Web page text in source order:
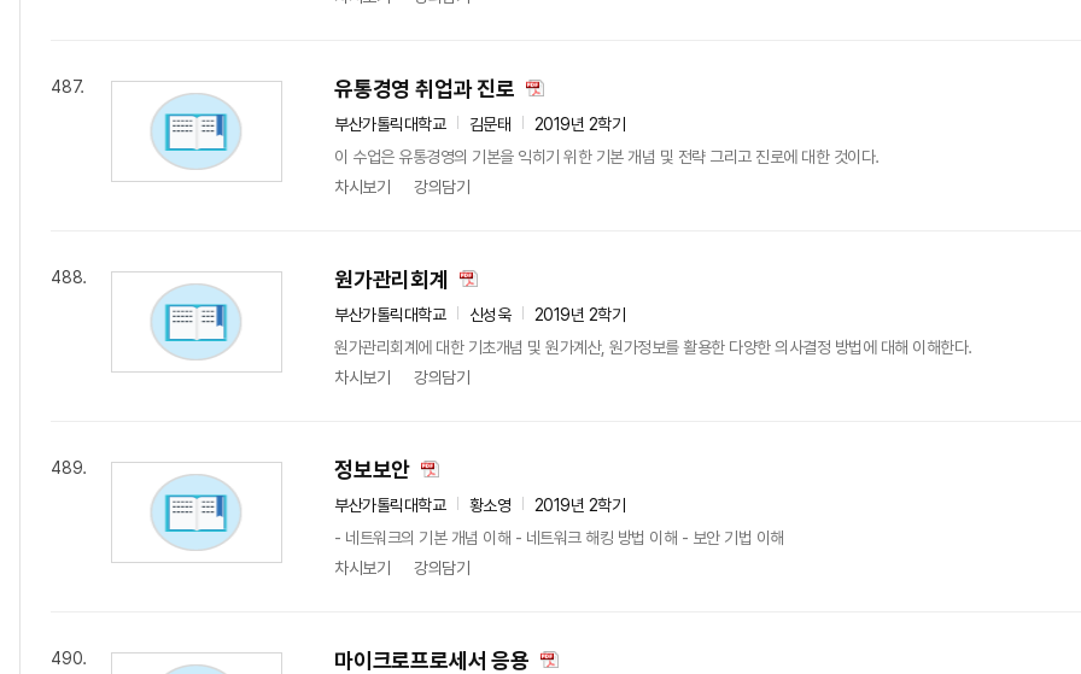
487. 유통경영 취업과 진로
부산가톨릭대학교 김문태
2019년 2학기
이 수업은 유통경영의 기본을 익히기 위한 기본 개념 및 전략 그리고 진로에 대한 것이다.
차시보기
강의담기
488. 원가관리회계
부산가톨릭대학교 신성욱
2019년 2학기
원가관리회계에 대한 기초개념 및 원가계산, 원가정보를 활용한 다양한 의사결정 방법에 대해 이해한다.
차시보기
강의담기
489. 정보보안
부산가톨릭대학교 황소영
2019년 2학기
- 네트워크의 기본 개념 이해 - 네트워크 해킹 방법 이해 - 보안 기법 이해
차시보기
강의담기
490. 마이크로프로세서 응용